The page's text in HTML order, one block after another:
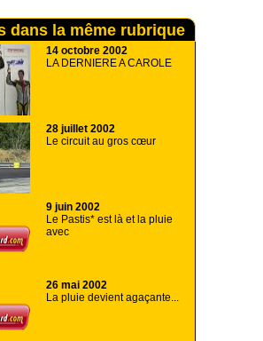
dans la même rubrique
14 octobre 2002
LA DERNIERE A CAROLE
28 juillet 2002
Le circuit au gros cœur
9 juin 2002
Le Pastis* est là et la pluie
avec
26 mai 2002
La pluie devient agaçante...